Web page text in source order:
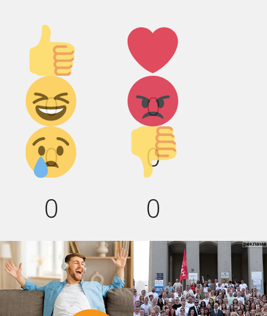
Палец
вверх!
0
Лайк!
0
Дикий
смех!
0
Агрессия!
0
Грусть :(
0
Палец
вниз!
0